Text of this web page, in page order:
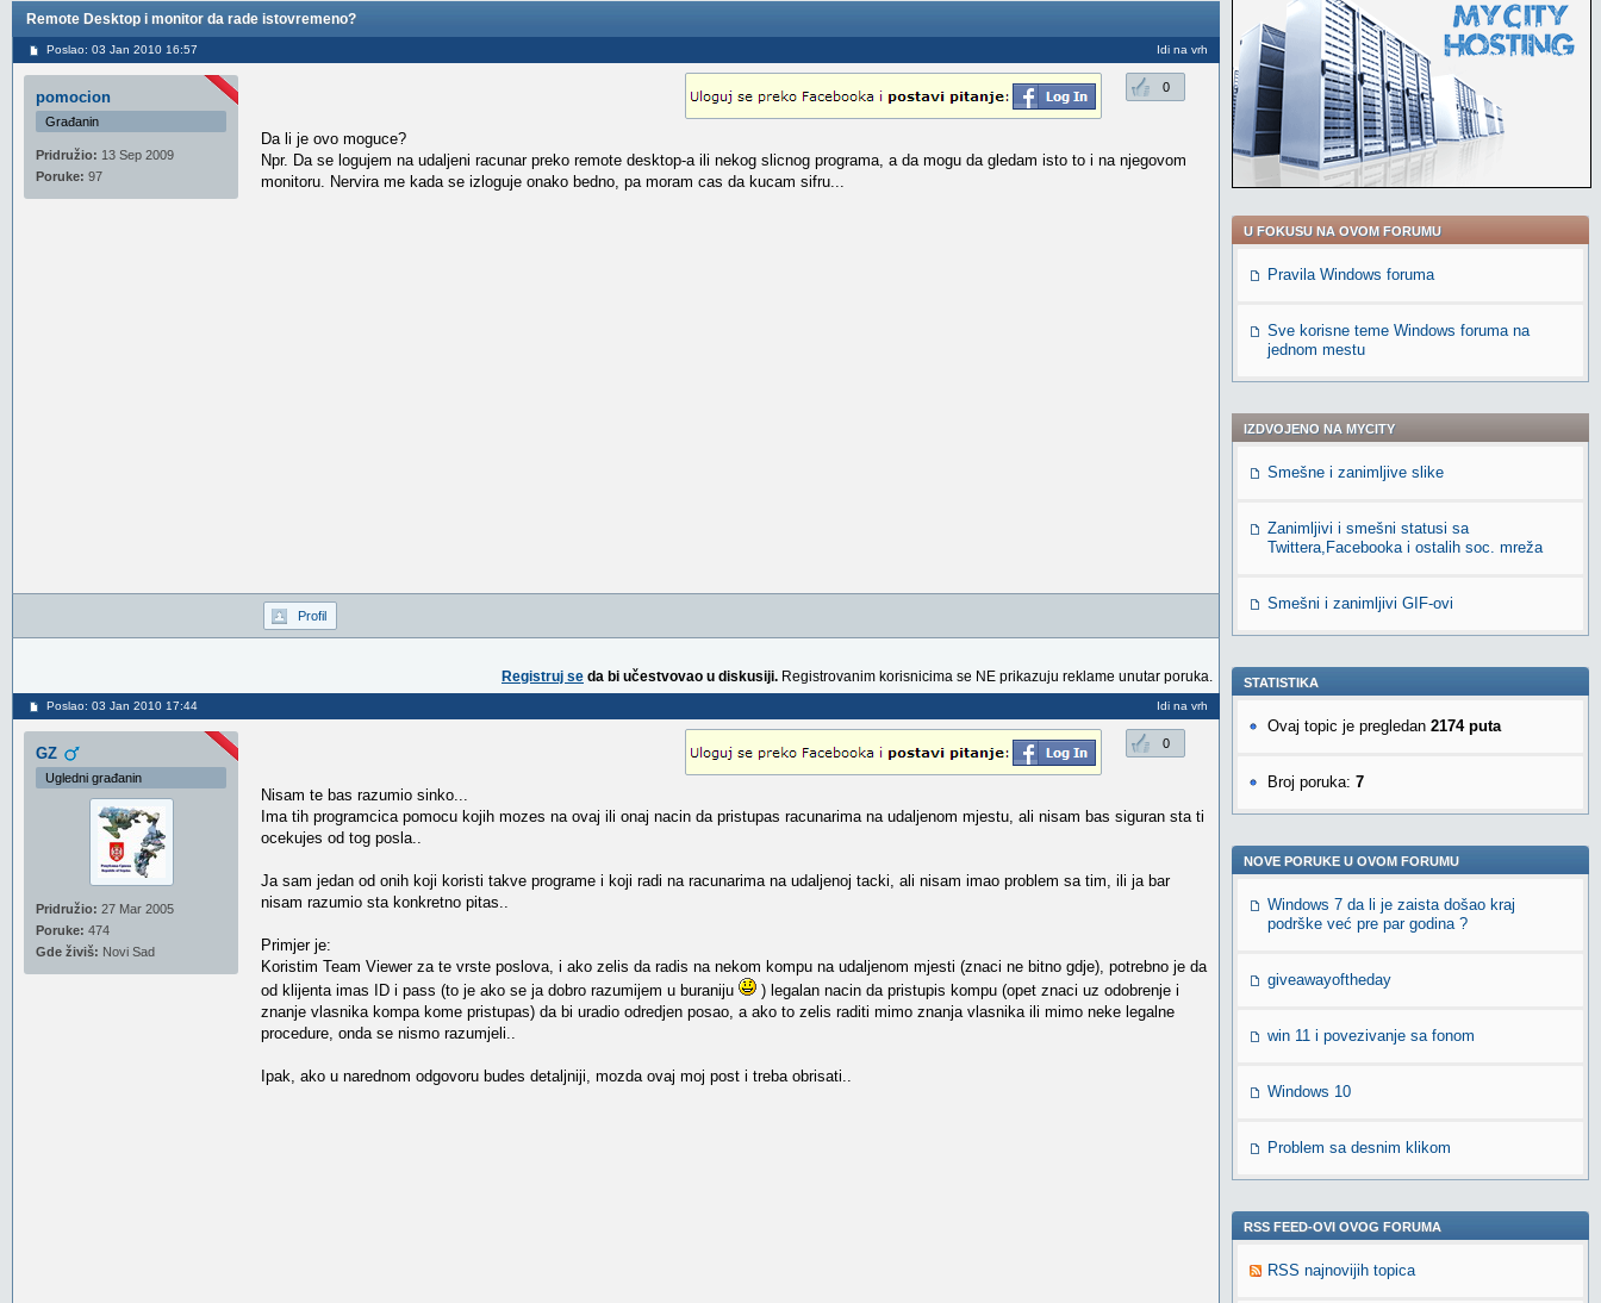
Remote Desktop i monitor da rade istovremeno?
Poslao: 03 Jan 2010 16:57 Idi na vrh
pomocion
Građanin
Pridružio: 13 Sep 2009
Poruke: 97
0
Da li je ovo moguce?
Npr. Da se logujem na udaljeni racunar preko remote desktop-a ili nekog slicnog programa, a da mogu da gledam isto to i na njegovom
monitoru. Nervira me kada se izloguje onako bedno, pa moram cas da kucam sifru...
Profil
Registruj se da bi učestvovao u diskusiji. Registrovanim korisnicima se NE prikazuju reklame unutar poruka.
Poslao: 03 Jan 2010 17:44 Idi na vrh
GZ
Ugledni građanin
Pridružio: 27 Mar 2005
Poruke: 474
Gde živiš: Novi Sad
0
Nisam te bas razumio sinko...
Ima tih programcica pomocu kojih mozes na ovaj ili onaj nacin da pristupas racunarima na udaljenom mjestu, ali nisam bas siguran sta ti
ocekujes od tog posla..
Ja sam jedan od onih koji koristi takve programe i koji radi na racunarima na udaljenoj tacki, ali nisam imao problem sa tim, ili ja bar
nisam razumio sta konkretno pitas..
Primjer je:
Koristim Team Viewer za te vrste poslova, i ako zelis da radis na nekom kompu na udaljenom mjesti (znaci ne bitno gdje), potrebno je da
od klijenta imas ID i pass (to je ako se ja dobro razumijem u buraniju
) legalan nacin da pristupis kompu (opet znaci uz odobrenje i
znanje vlasnika kompa kome pristupas) da bi uradio odredjen posao, a ako to zelis raditi mimo znanja vlasnika ili mimo neke legalne
procedure, onda se nismo razumjeli..
Ipak, ako u narednom odgovoru budes detaljniji, mozda ovaj moj post i treba obrisati..
U FOKUSU NA OVOM FORUMU
Pravila Windows foruma
Sve korisne teme Windows foruma na
jednom mestu
IZDVOJENO NA MYCITY
Smešne i zanimljive slike
Zanimljivi i smešni statusi sa
Twittera,Facebooka i ostalih soc. mreža
Smešni i zanimljivi GIF-ovi
STATISTIKA
Ovaj topic je pregledan 2174 puta
Broj poruka: 7
NOVE PORUKE U OVOM FORUMU
Windows 7 da li je zaista došao kraj
podrške već pre par godina ?
giveawayoftheday
win 11 i povezivanje sa fonom
Windows 10
Problem sa desnim klikom
RSS FEED-OVI OVOG FORUMA
RSS najnovijih topica